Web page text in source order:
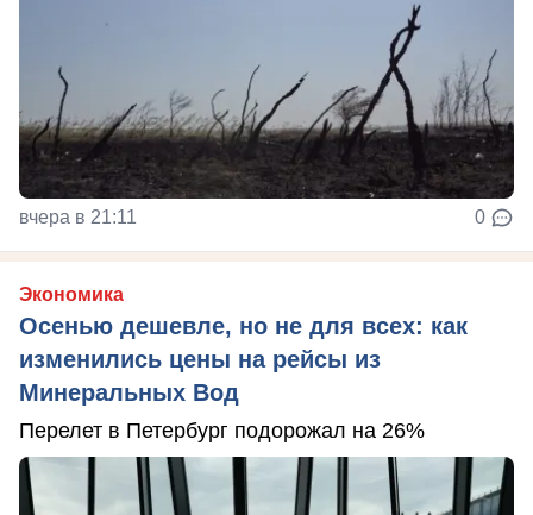
вчера в 21:11 0
Экономика
Осенью дешевле, но не для всех: как
изменились цены на рейсы из
Минеральных Вод
Перелет в Петербург подорожал на 26%